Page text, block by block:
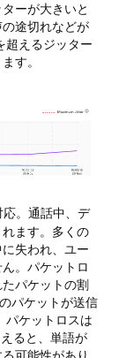
ーが大きいと
途切れなどが
超えるジッター
す。
。通話中、デ
ます。多くの
失われ、ユー
。パケットロ
パケットの割
パケットが送信
パケットロスは
ると、単語が